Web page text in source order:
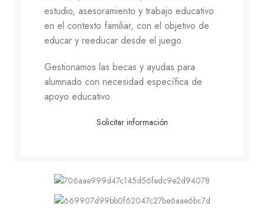
estudio, asesoramiento y trabajo educativo
en el contexto familiar, con el objetivo de
educar y reeducar desde el juego.
Gestionamos las becas y ayudas para
alumnado con necesidad específica de
apoyo educativo.
Solicitar información